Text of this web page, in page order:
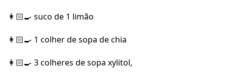
👩🏻‍🍳 suco de 1 limão
👩🏻‍🍳 1 colher de sopa de chia
👩🏻‍🍳 3 colheres de sopa xylitol,